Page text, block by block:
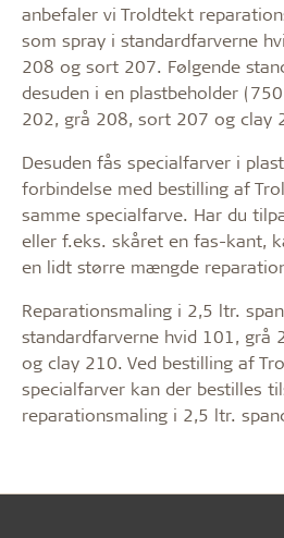
anbefaler vi Troldtekt
som spray i standardfarverne
208 og sort 207. Følgende
desuden i en plastbeholder
202, grå 208, sort 207 og clay
Desuden fås specialfarver i
forbindelse med bestilling af
samme specialfarve. Har du
eller f.eks. skåret en fas-kant,
en lidt større mængde
Reparationsmaling i 2,5 ltr.
standardfarverne hvid 101, grå
og clay 210. Ved bestilling af
specialfarver kan der bestilles
reparationsmaling i 2,5 ltr.